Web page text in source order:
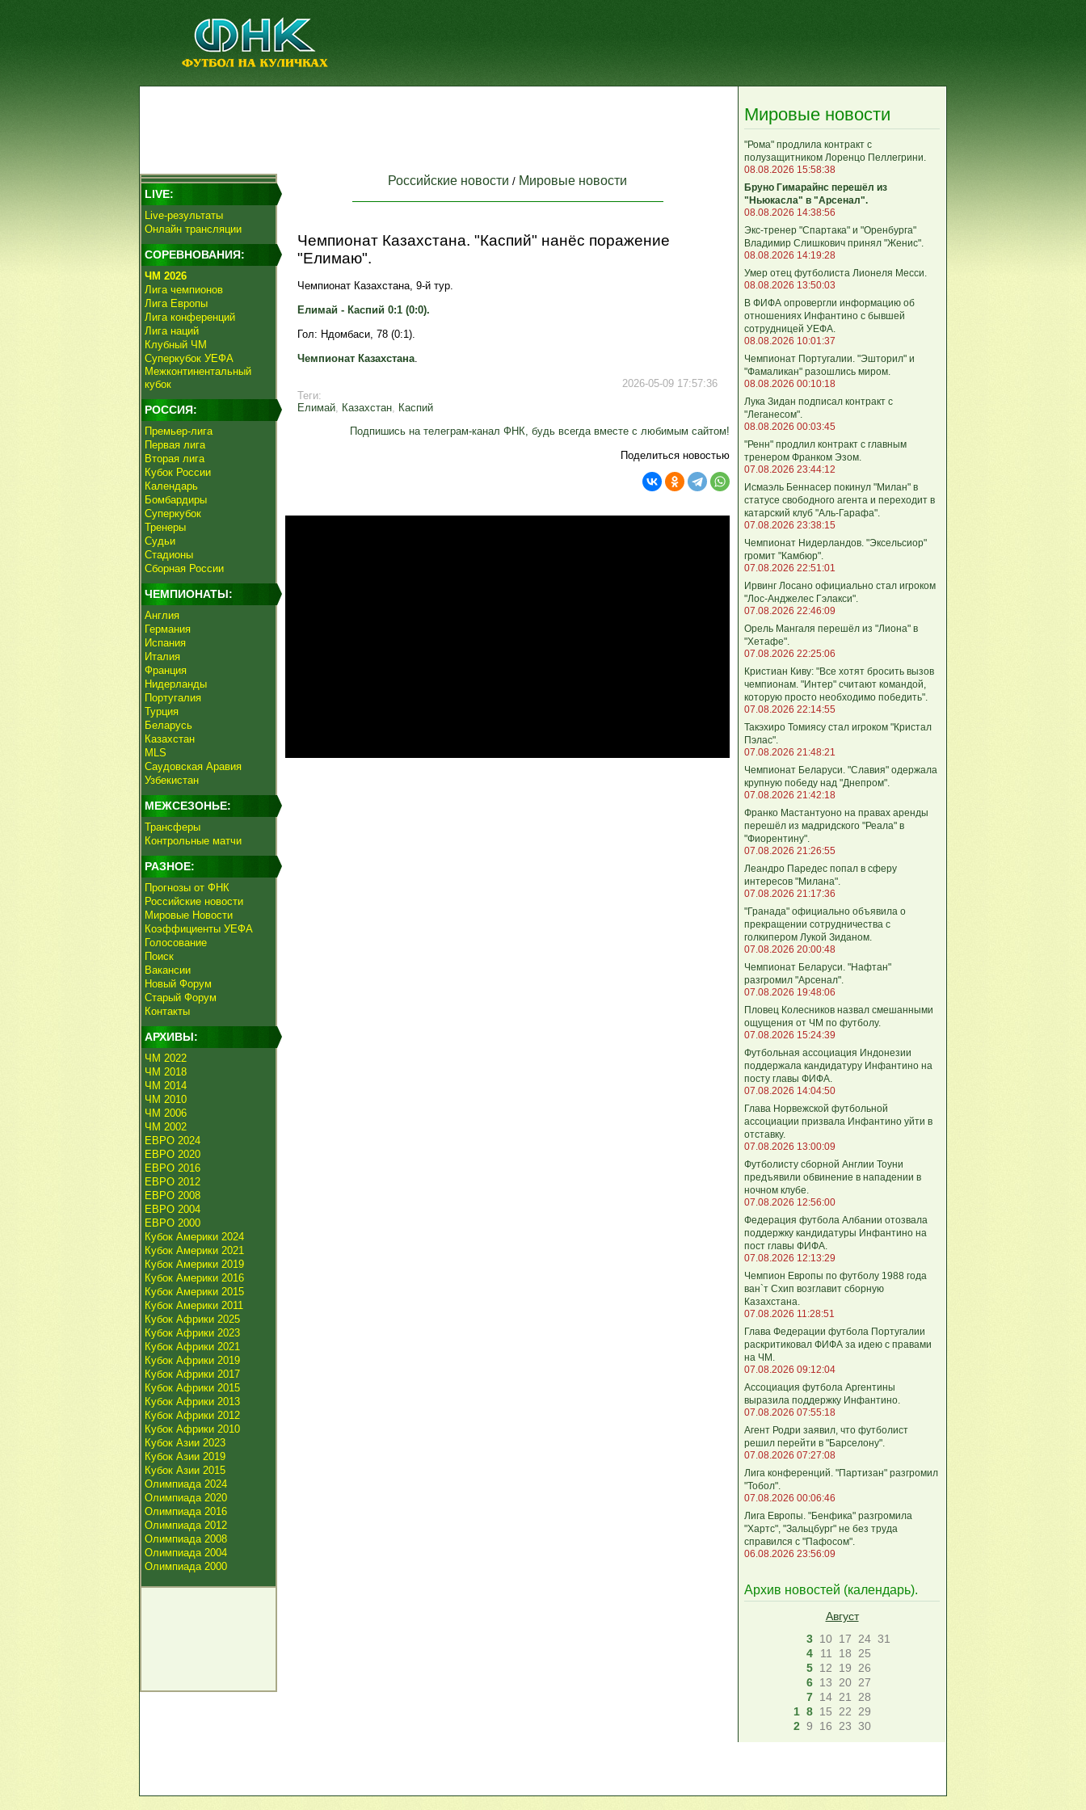
LIVE:
Live-результаты
Онлайн трансляции
СОРЕВНОВАНИЯ:
ЧМ 2026
Лига чемпионов
Лига Европы
Лига конференций
Лига наций
Клубный ЧМ
Суперкубок УЕФА
Межконтинентальный
кубок
РОССИЯ:
Премьер-лига
Первая лига
Вторая лига
Кубок России
Календарь
Бомбардиры
Суперкубок
Тренеры
Судьи
Стадионы
Сборная России
ЧЕМПИОНАТЫ:
Англия
Германия
Испания
Италия
Франция
Нидерланды
Португалия
Турция
Беларусь
Казахстан
MLS
Саудовская Аравия
Узбекистан
МЕЖСЕЗОНЬЕ:
Трансферы
Контрольные матчи
РАЗНОЕ:
Прогнозы от ФНК
Российские новости
Мировые Новости
Коэффициенты УЕФА
Голосование
Поиск
Вакансии
Новый Форум
Старый Форум
Контакты
АРХИВЫ:
ЧМ 2022
ЧМ 2018
ЧМ 2014
ЧМ 2010
ЧМ 2006
ЧМ 2002
ЕВРО 2024
ЕВРО 2020
ЕВРО 2016
ЕВРО 2012
ЕВРО 2008
ЕВРО 2004
ЕВРО 2000
Кубок Америки 2024
Кубок Америки 2021
Кубок Америки 2019
Кубок Америки 2016
Кубок Америки 2015
Кубок Америки 2011
Кубок Африки 2025
Кубок Африки 2023
Кубок Африки 2021
Кубок Африки 2019
Кубок Африки 2017
Кубок Африки 2015
Кубок Африки 2013
Кубок Африки 2012
Кубок Африки 2010
Кубок Азии 2023
Кубок Азии 2019
Кубок Азии 2015
Олимпиада 2024
Олимпиада 2020
Олимпиада 2016
Олимпиада 2012
Олимпиада 2008
Олимпиада 2004
Олимпиада 2000
Российские новости / Мировые новости
Чемпионат Казахстана. "Каспий" нанёс поражение
"Елимаю".
Чемпионат Казахстана, 9-й тур.
Елимай - Каспий 0:1 (0:0).
Гол: Ндомбаси, 78 (0:1).
Чемпионат Казахстана.
2026-05-09 17:57:36
Теги:
Елимай, Казахстан, Каспий
Подпишись на телеграм-канал ФНК, будь всегда вместе с любимым сайтом!
Поделиться новостью
Мировые новости
"Рома" продлила контракт с
полузащитником Лоренцо Пеллегрини.
08.08.2026 15:58:38
Бруно Гимарайнс перешёл из
"Ньюкасла" в "Арсенал".
08.08.2026 14:38:56
Экс-тренер "Спартака" и "Оренбурга"
Владимир Слишкович принял "Женис".
08.08.2026 14:19:28
Умер отец футболиста Лионеля Месси.
08.08.2026 13:50:03
В ФИФА опровергли информацию об
отношениях Инфантино с бывшей
сотрудницей УЕФА.
08.08.2026 10:01:37
Чемпионат Португалии. "Эшторил" и
"Фамаликан" разошлись миром.
08.08.2026 00:10:18
Лука Зидан подписал контракт с
"Леганесом".
08.08.2026 00:03:45
"Ренн" продлил контракт с главным
тренером Франком Эзом.
07.08.2026 23:44:12
Исмаэль Беннасер покинул "Милан" в
статусе свободного агента и переходит в
катарский клуб "Аль-Гарафа".
07.08.2026 23:38:15
Чемпионат Нидерландов. "Эксельсиор"
громит "Камбюр".
07.08.2026 22:51:01
Ирвинг Лосано официально стал игроком
"Лос-Анджелес Гэлакси".
07.08.2026 22:46:09
Орель Мангаля перешёл из "Лиона" в
"Хетафе".
07.08.2026 22:25:06
Кристиан Киву: "Все хотят бросить вызов
чемпионам. "Интер" считают командой,
которую просто необходимо победить".
07.08.2026 22:14:55
Такэхиро Томиясу стал игроком "Кристал
Пэлас".
07.08.2026 21:48:21
Чемпионат Беларуси. "Славия" одержала
крупную победу над "Днепром".
07.08.2026 21:42:18
Франко Мастантуоно на правах аренды
перешёл из мадридского "Реала" в
"Фиорентину".
07.08.2026 21:26:55
Леандро Паредес попал в сферу
интересов "Милана".
07.08.2026 21:17:36
"Гранада" официально объявила о
прекращении сотрудничества с
голкипером Лукой Зиданом.
07.08.2026 20:00:48
Чемпионат Беларуси. "Нафтан"
разгромил "Арсенал".
07.08.2026 19:48:06
Пловец Колесников назвал смешанными
ощущения от ЧМ по футболу.
07.08.2026 15:24:39
Футбольная ассоциация Индонезии
поддержала кандидатуру Инфантино на
посту главы ФИФА.
07.08.2026 14:04:50
Глава Норвежской футбольной
ассоциации призвала Инфантино уйти в
отставку.
07.08.2026 13:00:09
Футболисту сборной Англии Тоуни
предъявили обвинение в нападении в
ночном клубе.
07.08.2026 12:56:00
Федерация футбола Албании отозвала
поддержку кандидатуры Инфантино на
пост главы ФИФА.
07.08.2026 12:13:29
Чемпион Европы по футболу 1988 года
ван`т Схип возглавит сборную
Казахстана.
07.08.2026 11:28:51
Глава Федерации футбола Португалии
раскритиковал ФИФА за идею с правами
на ЧМ.
07.08.2026 09:12:04
Ассоциация футбола Аргентины
выразила поддержку Инфантино.
07.08.2026 07:55:18
Агент Родри заявил, что футболист
решил перейти в "Барселону".
07.08.2026 07:27:08
Лига кoнференций. "Партизан" разгромил
"Тобол".
07.08.2026 00:06:46
Лига Европы. "Бенфика" разгромила
"Хартс", "Зальцбург" не без труда
справился с "Пафосом".
06.08.2026 23:56:09
Архив новостей (календарь).
Август
3 10 17 24 31
4
11 18
25
5 12 19
26
6 13 20 27
7 14 21
28
1 8 15 22
29
2 9 16 23 30